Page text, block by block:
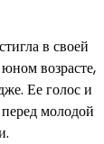
в своей
возрасте,
Ее голос и
молодой